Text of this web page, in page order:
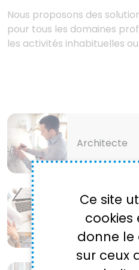
Nous proposons des
pour tous les domaines
les activités inhabituelles
Architecte
Bureau
Ce site
cookies
donne le
sur ceux